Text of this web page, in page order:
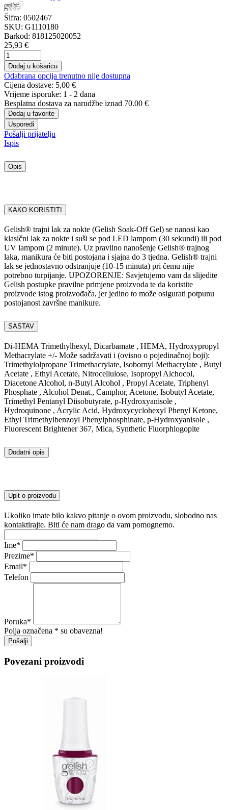
Šifra: 0502467
SKU: G1110180
Barkod: 818125020052
25,93 €
Dodaj u košaricu
Odabrana opcija trenutno nije dostupna
Cijena dostave: 5,00 €
Vrijeme isporuke: 1 - 2 dana
Besplatna dostava za narudžbe iznad 70.00 €
Dodaj u favorite
Usporedi
Pošalji prijatelju
Ispis
Opis
KAKO KORISTITI
Gelish® trajni lak za nokte (Gelish Soak-Off Gel) se nanosi kao
klasični lak za nokte i suši se pod LED lampom (30 sekundi) ili pod
UV lampom (2 minute). Uz pravilno nanošenje Gelish® trajnog
laka, manikura će biti postojana i sjajna do 3 tjedna. Gelish® trajni
lak se jednostavno odstranjuje (10-15 minuta) pri čemu nije
potrebno turpijanje. UPOZORENJE: Savjetujemo vam da slijedite
Gelish postupke pravilne primjene proizvoda te da koristite
proizvode istog proizvođača, jer jedino to može osigurati potpunu
postojanost završne manikure.
SASTAV
Di-HEMA Trimethylhexyl, Dicarbamate , HEMA, Hydroxypropyl
Methacrylate +/- Može sadržavati i (ovisno o pojedinačnoj boji):
Trimethylolpropane Trimethacrylate, Isobornyl Methacrylate , Butyl
Acetate , Ethyl Acetate, Nitrocellulose, Isopropyl Alchocol,
Diacetone Alcohol, n-Butyl Alcohol , Propyl Acetate, Triphenyl
Phosphate , Alcohol Denat., Camphor, Acetone, Isobutyl Acetate,
Trimethyl Pentanyl Diisobutyrate, p-Hydroxyanisole ,
Hydroquinone , Acrylic Acid, Hydroxycyclohexyl Phenyl Ketone,
Ethyl Trimethylbenzoyl Phenylphosphinate, p-Hydroxyanisole ,
Fluorescent Brightener 367, Mica, Synthetic Fluorphlogopite
Dodatni opis
Upit o proizvodu
Ukoliko imate bilo kakvo pitanje o ovom proizvodu, slobodno nas
kontaktirajte. Biti će nam drago da vam pomognemo.
Ime*
Prezime*
Email*
Telefon
Poruka*
Polja označena * su obavezna!
Pošalji
Povezani proizvodi